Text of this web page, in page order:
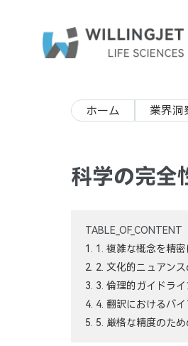
ホーム 業界洞
科学の完全
TABLE_OF_CONTENT
1. 1. 複雑な概念を精
2. 2. 文化的ニュアン
3. 3. 倫理的ガイドラ
4. 4. 翻訳におけるバ
5. 5. 厳格な精度のた